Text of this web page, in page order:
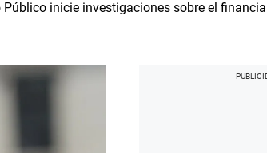
inicie investigaciones sobre el